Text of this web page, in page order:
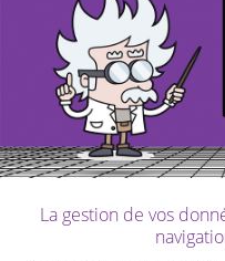
La gestion de vos